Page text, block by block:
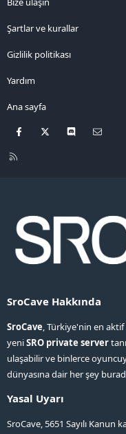
Şartlar ve kurallar
Gizlilik politikası
Yardım
Ana sayfa
Facebook Discord
R
SroCave Hakkında
SroCave, Türkiye'nin en aktif
yeniSRO private server
ulaşabilir ve binlerce
dünyasına dair her şey
Yasal Uyarı
SroCave, 5651 Sayılı Kanun